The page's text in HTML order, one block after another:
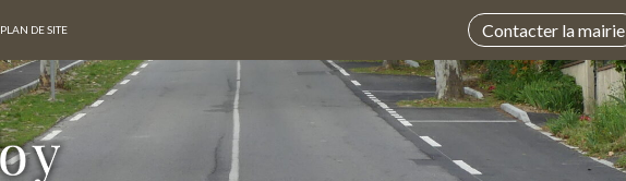
PLAN DE SITE Contacter la mairie